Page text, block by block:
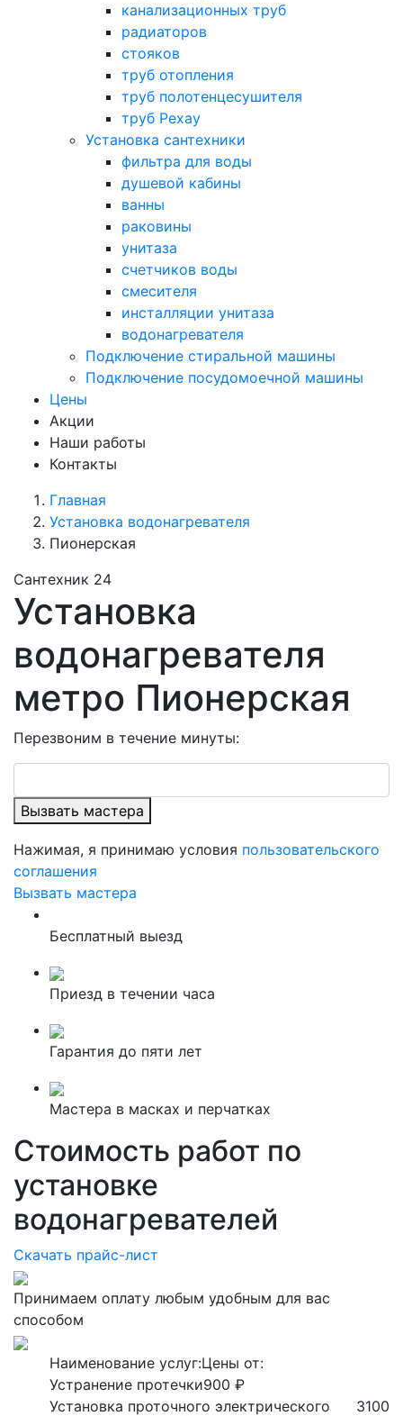
канализационных труб
радиаторов
стояков
труб отопления
труб полотенцесушителя
труб Рехау
Установка сантехники
фильтра для воды
душевой кабины
ванны
раковины
унитаза
счетчиков воды
смесителя
инсталляции унитаза
водонагревателя
Подключение стиральной машины
Подключение посудомоечной машины
Цены
Акции
Наши работы
Контакты
Главная
Установка водонагревателя
Пионерская
Сантехник 24
Установка
водонагревателя
метро Пионерская
Перезвоним в течение минуты:
Вызвать мастера
Нажимая, я принимаю условия пользовательского
соглашения
Вызвать мастера
Бесплатный выезд
Приезд в течении часа
Гарантия до пяти лет
Мастера в масках и перчатках
Стоимость работ по
установке
водонагревателей
Скачать прайс-лист
Принимаем оплату любым удобным для вас
способом
Наименование услуг:Цены от:
Устранение протечки900 ₽
Установка проточного электрического
3100